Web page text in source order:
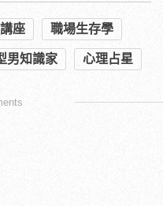
座 職場生存學
男知識家 心理占星